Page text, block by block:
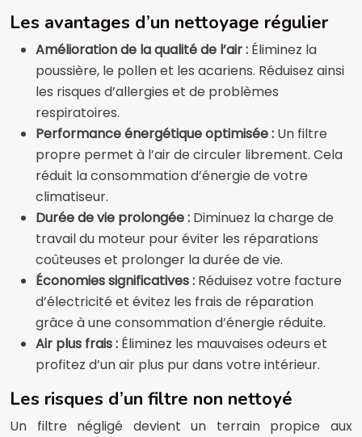
Les avantages d’un nettoyage régulier
Amélioration de la qualité de l’air : Éliminez la
poussière, le pollen et les acariens. Réduisez ainsi
les risques d’allergies et de problèmes
respiratoires.
Performance énergétique optimisée : Un filtre
propre permet à l’air de circuler librement. Cela
réduit la consommation d’énergie de votre
climatiseur.
Durée de vie prolongée : Diminuez la charge de
travail du moteur pour éviter les réparations
coûteuses et prolonger la durée de vie.
Économies significatives : Réduisez votre facture
d’électricité et évitez les frais de réparation
grâce à une consommation d’énergie réduite.
Air plus frais : Éliminez les mauvaises odeurs et
profitez d’un air plus pur dans votre intérieur.
Les risques d’un filtre non nettoyé
Un filtre négligé devient un terrain propice aux